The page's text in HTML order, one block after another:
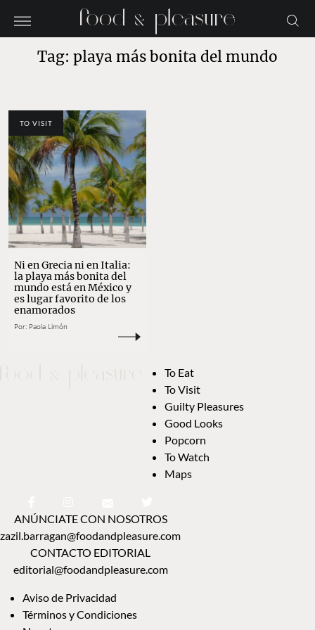
Tag: playa más bonita del mundo
TO VISIT
Ni en Grecia ni en Italia:
la playa más bonita del
mundo está en México y
es lugar favorito de los
enamorados
Por: Paola Limón
To Eat
To Visit
Guilty Pleasures
Good Looks
Popcorn
To Watch
Maps
ANÚNCIATE CON NOSOTROS
zazil.barragan@foodandpleasure.com
CONTACTO EDITORIAL
editorial@foodandpleasure.com
Aviso de Privacidad
Términos y Condiciones